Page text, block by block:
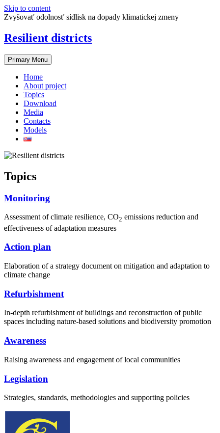
Skip to content
Zvyšovať odolnosť sídlisk na dopady klimatickej zmeny
Resilient districts
Primary Menu
Home
About project
Topics
Download
Media
Contacts
Models
Topics
Monitoring
Assessment of climate resilience, CO2 emissions reduction and
effectiveness of adaptation measures
Action plan
Elaboration of a strategy document on mitigation and adaptation to
climate change
Refurbishment
In-depth refurbishment of buildings and reconstruction of public
spaces including nature-based solutions and biodiversity promotion
Awareness
Raising awareness and engagement of local communities
Legislation
Strategies, standards, methodologies and supporting policies